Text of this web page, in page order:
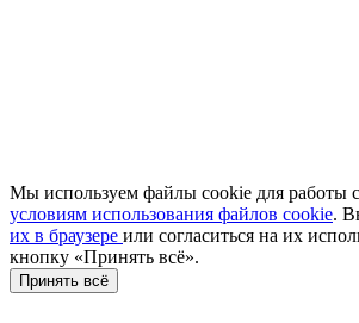
Мы используем файлы cookie для работы
условиям использования файлов cookie.
их в браузере или cогласиться на их
кнопку «Принять всё».
Принять всё